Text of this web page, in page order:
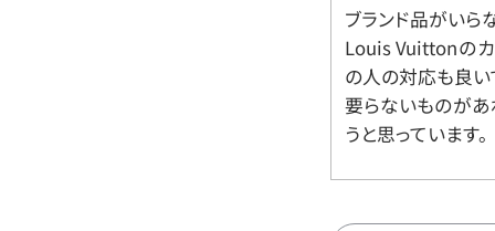
ブランド品がいら
Louis Vuittonの
の人の対応も良い
要らないものがあ
うと思っています。